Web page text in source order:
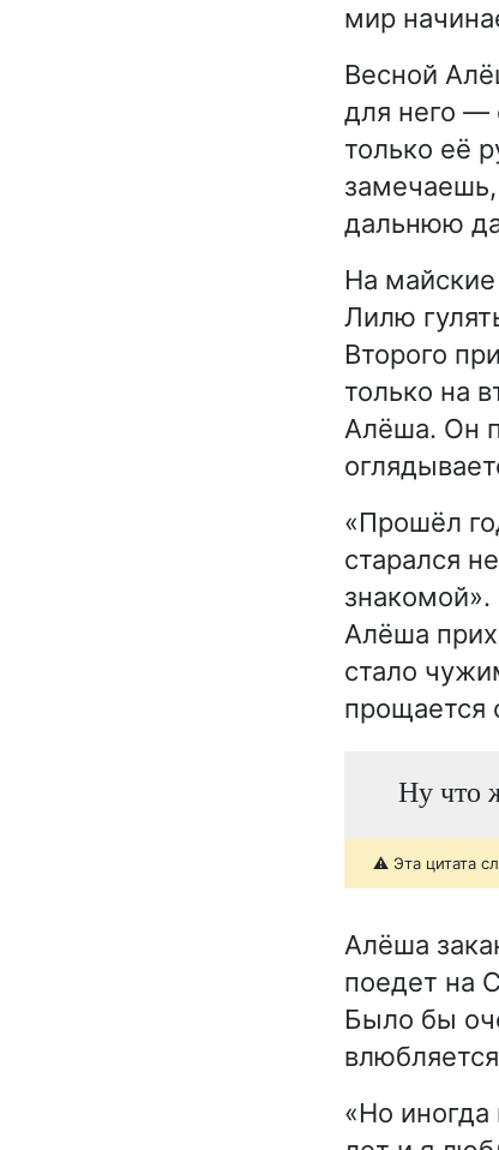
мир
Весной
для него —
только её
дальнюю
На
Лилю
Второго
только на
Алёша. Он
«Прошёл
старался
Алёша
стало
прощается
Ну что
⚠️ Эта цитата
Алёша
поедет на
Было бы
«Но